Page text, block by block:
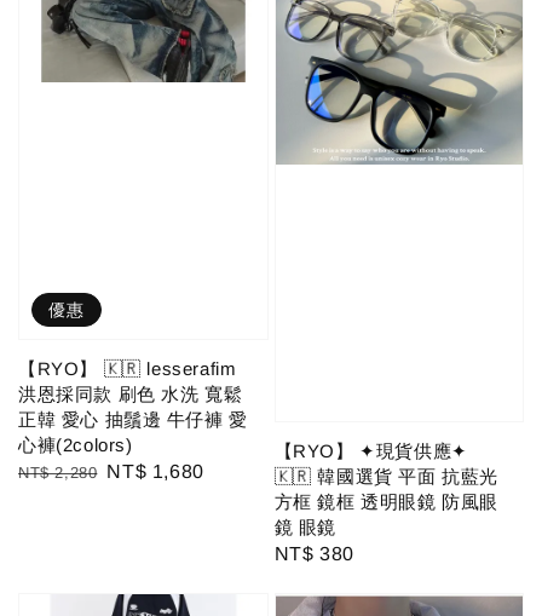
優惠
【RYO】 🇰🇷 lesserafim
洪恩採同款 刷色 水洗 寬鬆
正韓 愛心 抽鬚邊 牛仔褲 愛
心褲(2colors)
Regular
NT$ 2,280 Sale
NT$ 1,680
【RYO】 ✦現貨供應✦
🇰🇷 韓國選貨 平面 抗藍光
方框 鏡框 透明眼鏡 防風眼
鏡 眼鏡
Regular
NT$ 380